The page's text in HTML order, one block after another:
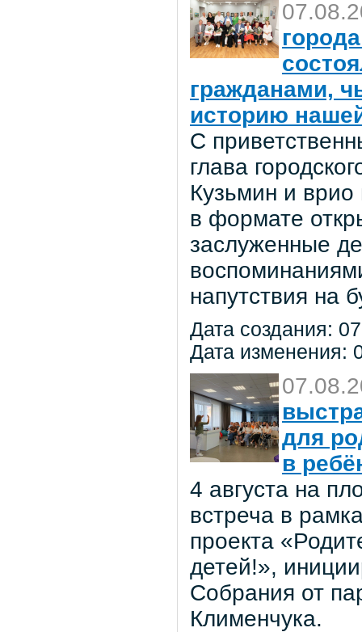
гражданами,
историю
С
глава
Кузьмин и
в формате
заслуженные
напутствия на
Дата создания:
Дата изменения:
для
в
4 августа на
встреча в
проекта
детей!»,
Собрания от
Клименчука.